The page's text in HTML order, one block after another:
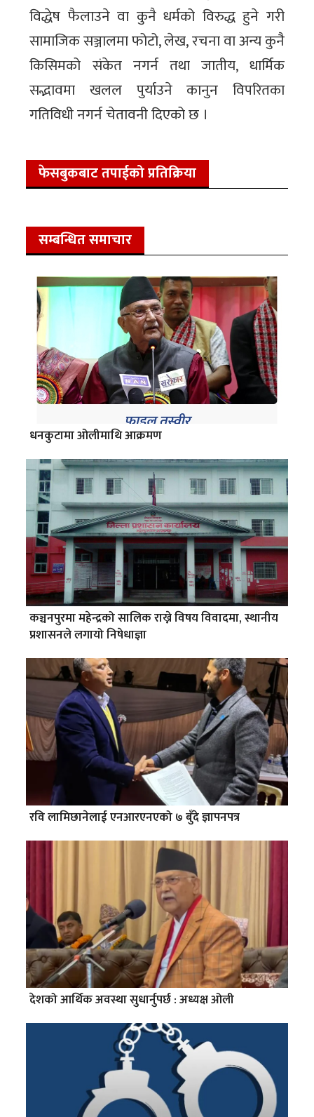
विद्धेष फैलाउने वा कुनै धर्मको विरुद्ध हुने गरी
सामाजिक सञ्जालमा फोटो, लेख, रचना वा अन्य कुनै
किसिमको संकेत नगर्न तथा जातीय, धार्मिक
सद्भावमा खलल पुर्याउने कानुन विपरितका
गतिविधी नगर्न चेतावनी दिएको छ ।
फेसबुकबाट तपाईको प्रतिक्रिया
सम्बन्धित समाचार
धनकुटामा ओलीमाथि आक्रमण
कञ्चनपुरमा महेन्द्रको सालिक राख्ने विषय विवादमा, स्थानीय
प्रशासनले लगायो निषेधाज्ञा
रवि लामिछानेलाई एनआरएनएको ७ बुँदे ज्ञापनपत्र
देशको आर्थिक अवस्था सुधार्नुपर्छ : अध्यक्ष ओली